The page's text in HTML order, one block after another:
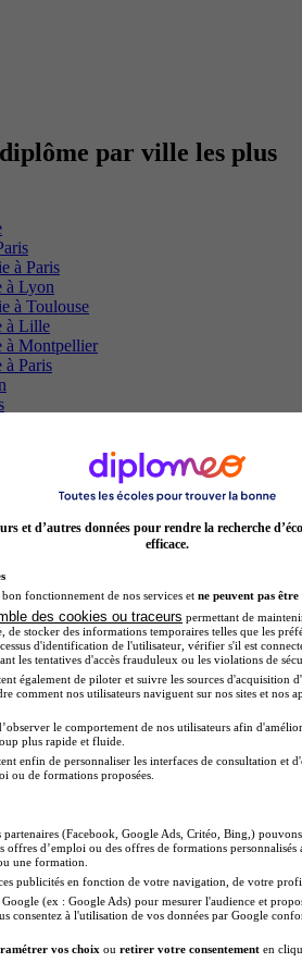
par ville les plus
à Paris
à Lyon
à Toulouse
à Lille
à Montpellier
à Paris
à Paris
à Bordeaux
à Lyon
par alternance
en alternance
et d’autres données pour rendre la recherche
efficace.
bon fonctionnement de nos services et ne peuvent pas être
des cookies ou traceurs permettant de
de stocker des informations temporaires telles que les
d'identification de l'utilisateur, vérifier s'il est
les tentatives d'accès frauduleux ou les violations de
également de piloter et suivre les sources d'acquisition
comment nos utilisateurs naviguent sur nos sites et nos
le comportement de nos utilisateurs afin
plus rapide et fluide.
enfin de personnaliser les interfaces de consultation et
ou de formations proposées.
partenaires (Facebook, Google Ads, Critéo, Bing,)
offres d’emploi ou des offres de formations
une formation.
publicités en fonction de votre navigation, de votre
(ex : Google Ads) pour mesurer l'audience et
consentez à l'utilisation de vos données par Google
vos choix ou retirer votre consentement en